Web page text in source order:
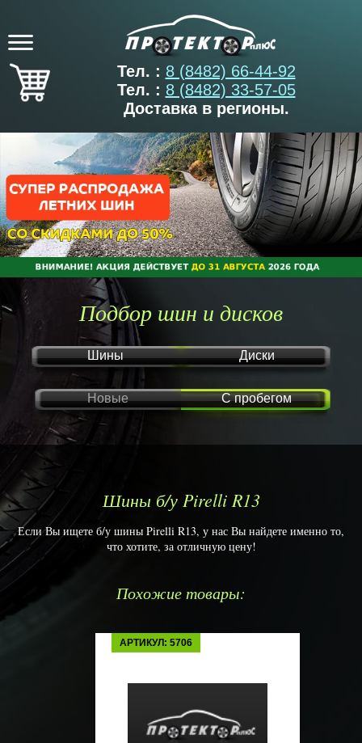
Тел. : 8 (8482) 66-44-92
Тел. : 8 (8482) 33-57-05
Доставка в регионы.
Подбор шин и дисков
Шины Диски
Новые С пробегом
Шины б/у Pirelli R13
Если Вы ищете б/у шины Pirelli R13, у нас Вы найдете именно то,
что хотите, за отличную цену!
Похожие товары:
АРТИКУЛ: 5706